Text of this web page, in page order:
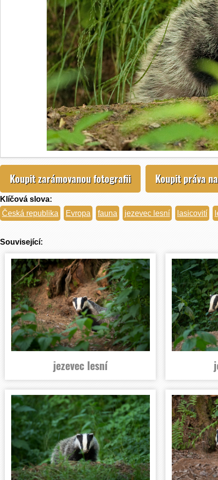
Koupit zarámovanou fotografii Koupit práva
Klíčová slova:
Česká republika
Evropa fauna jezevec lesní lasicovití
Související:
jezevec lesní